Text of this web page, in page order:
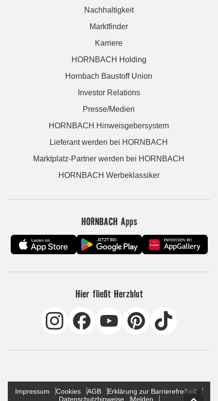
Nachhaltigkeit
Marktfinder
Karriere
HORNBACH Holding
Hornbach Baustoff Union
Investor Relations
Presse/Medien
HORNBACH Hinweisgebersystem
Lieferant werden bei HORNBACH
Marktplatz-Partner werden bei HORNBACH
HORNBACH Werbeklassiker
HORNBACH Apps
Hier fließt Herzblut
Impressum Cookies AGB
Erklärung zur Barrierefreiheit
Datenschutzhinweise
Melden